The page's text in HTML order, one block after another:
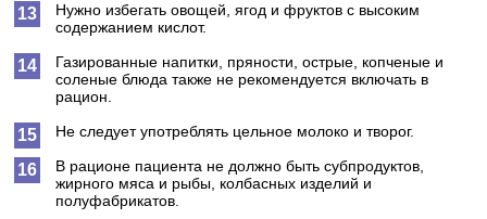
Нужно избегать овощей, ягод и фруктов с высоким
содержанием кислот.
Газированные напитки, пряности, острые, копченые и
соленые блюда также не рекомендуется включать в
рацион.
Не следует употреблять цельное молоко и творог.
В рационе пациента не должно быть субпродуктов,
жирного мяса и рыбы, колбасных изделий и
полуфабрикатов.